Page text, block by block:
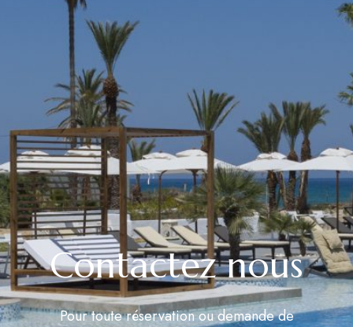
Contactez nous
Pour toute réservation ou demande de